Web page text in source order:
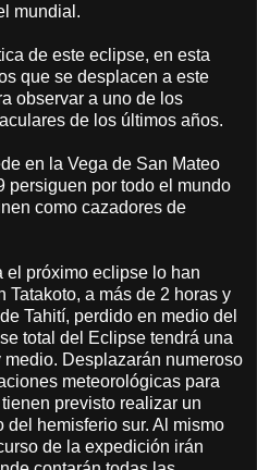
mundial.
de este eclipse, en esta
que se desplacen a este
observar a uno de los
de los últimos años.
en la Vega de San Mateo
persiguen por todo el mundo
como cazadores de
el próximo eclipse lo han
Tatakoto, a más de 2 horas y
Tahití, perdido en medio del
total del Eclipse tendrá una
Desplazarán numeroso
meteorológicas para
previsto realizar un
del hemisferio sur. Al mismo
de la expedición irán